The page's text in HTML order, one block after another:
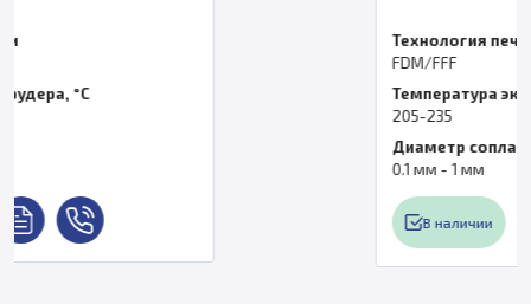
Технология печати
Температура экструдера, °C